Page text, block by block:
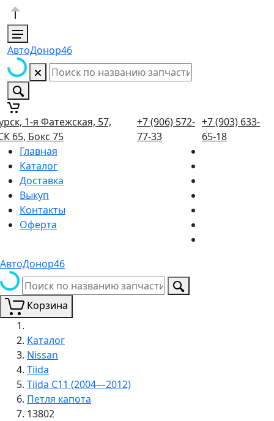
АвтоДонор46
1-я Фатежская, 57,
65, Бокс 75
+7 (906) 572-
77-33
+7 (903) 633-
65-18
Главная
Каталог
Доставка
Выкуп
Контакты
Оферта
АвтоДонор46
Корзина
Каталог
Nissan
Tiida
Tiida C11 (2004—2012)
Петля капота
13802